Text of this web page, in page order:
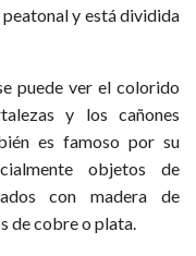
y está dividida
puede ver el colorido
y los cañones
es famoso por su
objetos de
con madera de
de cobre o plata.